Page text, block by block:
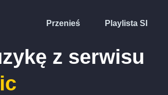
Przenieś Playlista SI
z serwisu